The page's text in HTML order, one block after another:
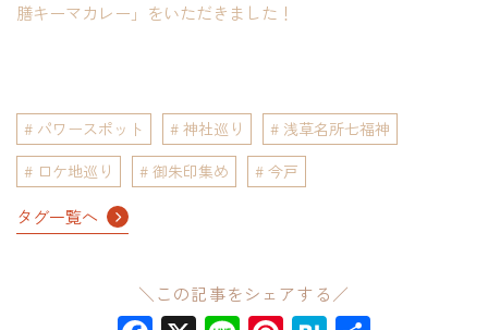
膳キーマカレー」をいただきました！
パワースポット 神社巡り
浅草名所七福神
ロケ地巡り
御朱印集め 今戸
タグ一覧へ
＼この記事をシェアする／